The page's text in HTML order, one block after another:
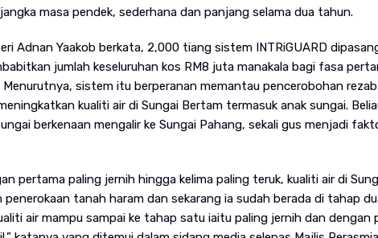
masa pendek, sederhana dan panjang selama dua tahun.
Adnan Yaakob berkata, 2,000 tiang sistem INTRiGUARD
jumlah keseluruhan kos RM8 juta manakala bagi fasa
sistem itu berperanan memantau pencerobohan
kualiti air di Sungai Bertam termasuk anak sungai.
berkenaan mengalir ke Sungai Pahang, sekali gus menjadi
pertama paling jernih hingga kelima paling teruk, kualiti air di
tanah haram dan sekarang ia sudah berada di tahap
air mampu sampai ke tahap satu iaitu paling jernih dan dengan